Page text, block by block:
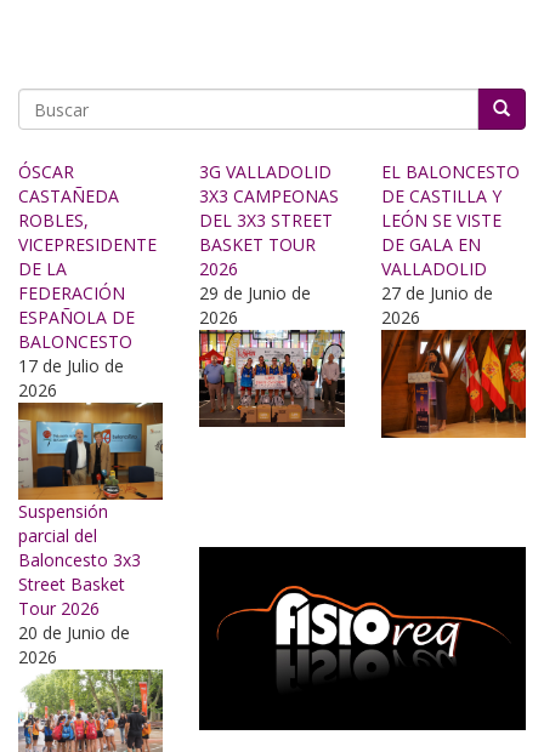
ÓSCAR
CASTAÑEDA
ROBLES,
VICEPRESIDENTE
DE LA
FEDERACIÓN
ESPAÑOLA DE
BALONCESTO
17 de Julio de
2026
3G VALLADOLID
3X3 CAMPEONAS
DEL 3X3 STREET
BASKET TOUR
2026
29 de Junio de
2026
EL BALONCESTO
DE CASTILLA Y
LEÓN SE VISTE
DE GALA EN
VALLADOLID
27 de Junio de
2026
Suspensión
parcial del
Baloncesto 3x3
Street Basket
Tour 2026
20 de Junio de
2026